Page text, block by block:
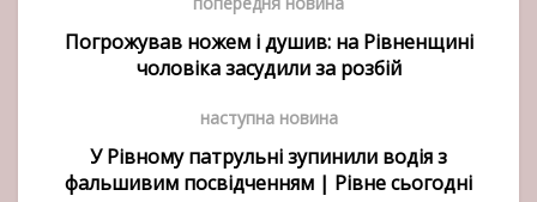
Погрожував ножем і душив: на Рівненщині
чоловіка засудили за розбій
наступна новина
У Рівному патрульні зупинили водія з
фальшивим посвідченням | Рівне сьогодні